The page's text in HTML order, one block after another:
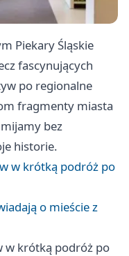
Piekary Śląskie
fascynujących
po regionalne
fragmenty miasta
bez
historie.
w krótką podróż po
o mieście z
w krótką podróż po